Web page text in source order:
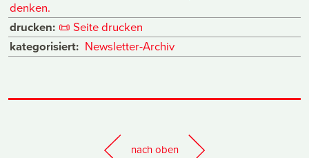
denken.
drucken: 📜 Seite drucken
kategorisiert: Newsletter-Archiv
nach oben